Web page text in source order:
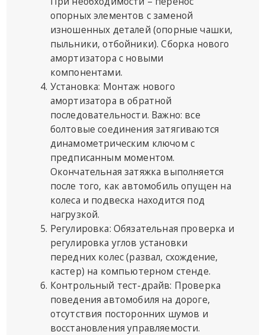
опорных элементов с заменой
изношенных деталей (опорные чашки,
пыльники, отбойники). Сборка нового
амортизатора с новыми
компонентами.
Установка: Монтаж нового
амортизатора в обратной
последовательности. Важно: все
болтовые соединения затягиваются
динамометрическим ключом с
предписанным моментом.
Окончательная затяжка выполняется
после того, как автомобиль опущен на
колеса и подвеска находится под
нагрузкой.
Регулировка: Обязательная проверка и
регулировка углов установки
передних колес (развал, схождение,
кастер) на компьютерном стенде.
Контрольный тест-драйв: Проверка
поведения автомобиля на дороге,
отсутствия посторонних шумов и
восстановления управляемости.